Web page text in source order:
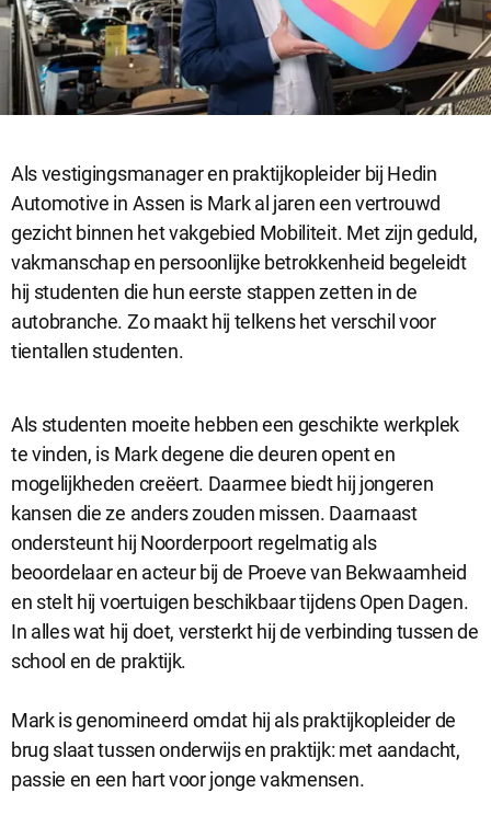
Sluit
dialog
Noodzakelijke cookies
Noodzakelijke cookies zijn noodzakelijk om de website te laten
werken.
Functionele cookies
Functionele cookies hebben een functionele rol binnen de
website. De cookies zorgen ervoor dat de website goed
Als vestigingsmanager en praktijkopleider bij Hedin
Automotive in Assen is Mark al jaren een vertrouwd
gezicht binnen het vakgebied Mobiliteit. Met zijn geduld,
vakmanschap en persoonlijke betrokkenheid begeleidt
hij studenten die hun eerste stappen zetten in de
autobranche. Zo maakt hij telkens het verschil voor
tientallen studenten.
Als studenten moeite hebben een geschikte werkplek
te vinden, is Mark degene die deuren opent en
mogelijkheden creëert. Daarmee biedt hij jongeren
kansen die ze anders zouden missen. Daarnaast
ondersteunt hij Noorderpoort regelmatig als
beoordelaar en acteur bij de Proeve van Bekwaamheid
en stelt hij voertuigen beschikbaar tijdens Open Dagen.
In alles wat hij doet, versterkt hij de verbinding tussen de
school en de praktijk.
Mark is genomineerd omdat hij als praktijkopleider de
brug slaat tussen onderwijs en praktijk: met aandacht,
passie en een hart voor jonge vakmensen.